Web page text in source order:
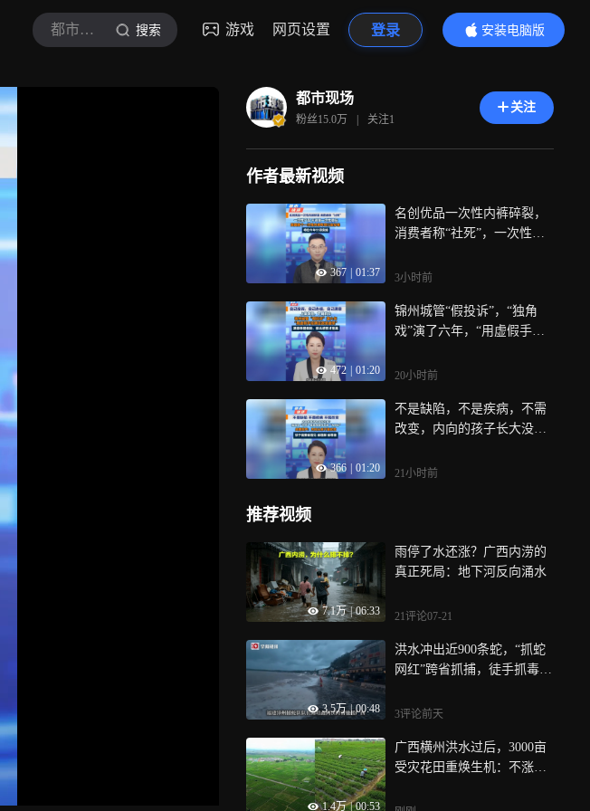
都市现场 搜索 游戏 网页设置 登录
安装电脑版
内容更精彩
都市现场
粉丝15.0万 | 关注1
关注
作者最新视频
367 01:37
名创优品一次性内裤碎裂，
消费者称“社死”，一次性产
首个一次性内裤专项行业标
3小时前
472 01:20
锦州城管“假投诉”，“独角
戏”演了六年，“用虚假手段
的，群众感受才是真
20小时前
366 01:20
不是缺陷，不是疾病，不需
改变，内向的孩子长大没出
里残忍的“为你好”，央媒发
21小时前
推荐视频
7.1万 | 06:33
雨停了水还涨？广西内涝的
真正死局：地下河反向涌水
21评论07-21
3.5万 | 00:48
洪水冲出近900条蛇，“抓蛇
网红”跨省抓捕，徒手抓毒蛇
3评论前天
1.4万 | 00:53
广西横州洪水过后，3000亩
受灾花田重焕生机：不涨